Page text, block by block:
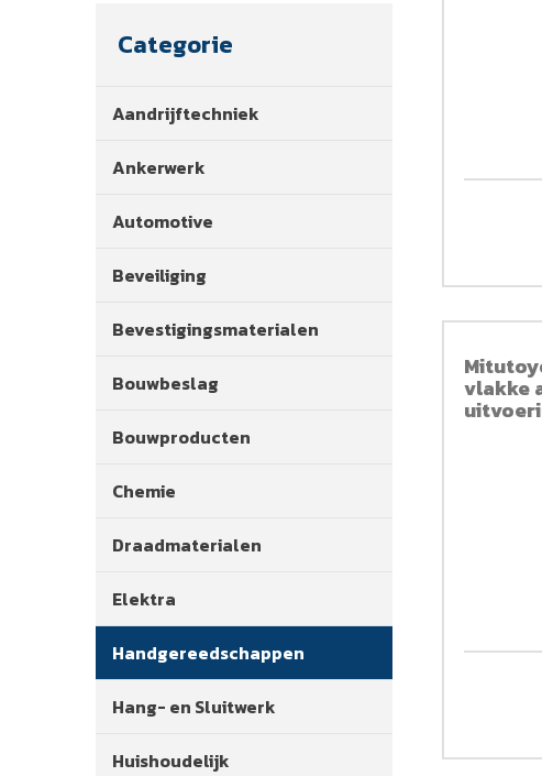
Categorie
Aandrijftechniek
Ankerwerk
Automotive
Beveiliging
Bevestigingsmaterialen
Bouwbeslag
Bouwproducten
Chemie
Draadmaterialen
Elektra
Handgereedschappen
Hang- en Sluitwerk
Huishoudelijk
vlakke